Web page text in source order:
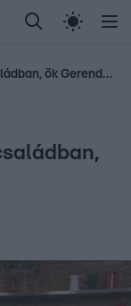
Randi Celeb vagyok,
Gallusz
Kilenc tehetség egyetlen családban, ők Gerendásék!